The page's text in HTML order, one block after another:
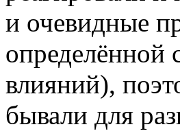
и очевидные
определённой
влияний),
бывали для